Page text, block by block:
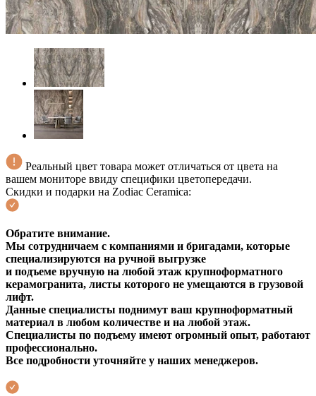
Реальный цвет товара может отличаться от цвета на
вашем мониторе ввиду специфики цветопередачи.
Скидки и подарки на Zodiac Ceramica:
Обратите внимание.
Мы сотрудничаем с компаниями и бригадами, которые
специализируются на ручной выгрузке
и подъеме вручную на любой этаж крупноформатного
керамогранита, листы которого не умещаются в грузовой
лифт.
Данные специалисты поднимут ваш крупноформатный
материал в любом количестве и на любой этаж.
Специалисты по подъему имеют огромный опыт, работают
профессионально.
Все подробности уточняйте у наших менеджеров.